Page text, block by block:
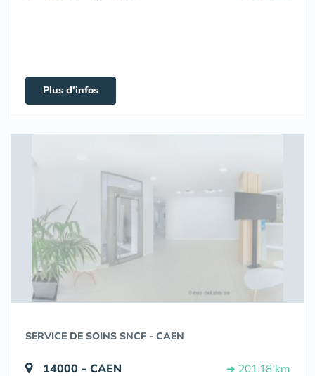
Plus d'infos
SERVICE DE SOINS SNCF - CAEN
14000 - CAEN ➔ 201.18 km